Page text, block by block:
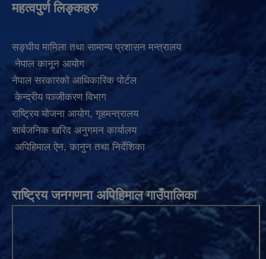
महत्वपुर्ण लिङ्कहरु
सङ्घीय मामिला तथा सामान्य प्रशासन मन्त्रालय
नेपाल कानून आयोग
नेपाल सरकारको आधिकारिक पोर्टल
केन्द्रीय पञ्जीकरण विभाग
राष्ट्रिय योजना आयोग, गृहमन्त्रालय
सार्बजनिक खरिद अनुगमन कार्यालय
अपिहिमाल ऐन, कानुन तथा निर्देशिका
राष्ट्रिय जनगणना अपिहिमाल गाउँपालिका